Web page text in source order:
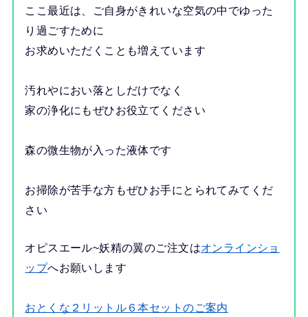
ここ最近は、ご自身がきれいな空気の中でゆった
り過ごすために
お求めいただくことも増えています
汚れやにおい落としだけでなく
家の浄化にもぜひお役立てください
森の微生物が入った液体です
お掃除が苦手な方もぜひお手にとられてみてくだ
さい
オピスエール~妖精の翼のご注文はオンラインショ
ップへお願いします
おとくな２リットル６本セットのご案内